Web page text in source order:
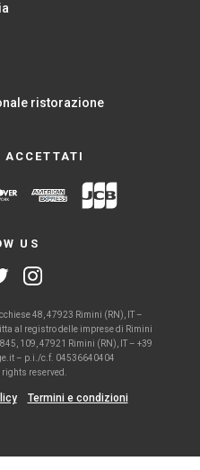
ristorazione
US
48, 47923 Rimini (RN), IT –
al registro delle imprese di Rimini
109, 47921 Rimini (RN), IT – +39
– p.i./c.f. 04536640404
reserved.
Termini e condizioni